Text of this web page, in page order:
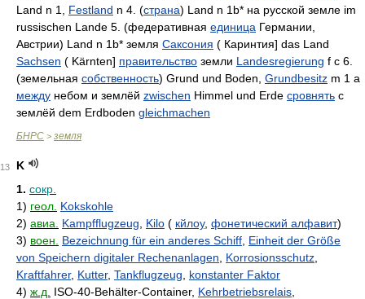
Land n 1, Festland n 4. (страна) Land n 1b* на русской земле im
russischen Lande 5. (федеративная единица Германии,
Австрии) Land n 1b* земля Саксония ( Каринтия] das Land
Sachsen ( Kärnten] правительство земли Landesregierung f c 6.
(земельная собственность) Grund und Boden, Grundbesitz m 1 а
между небом и землёй zwischen Himmel und Erde сровнять с
землёй dem Erdboden gleichmachen
БНРС > земля
13
K
1. сокр.
1) геол. Kokskohle
2) авиа. Kampfflugzeug Kilo ( кйлоу, фонетический алфавит)
3) воен. Bezeichnung für ein anderes Schiff Einheit der Größe
von Speichern digitaler Rechenanlagen
Korrosionsschutz
Kraftfahrer, Kutter, Tankflugzeug
konstanter Faktor
4) ж.д. ISO-40-Behälter-Container, Kehrbetriebsrelais